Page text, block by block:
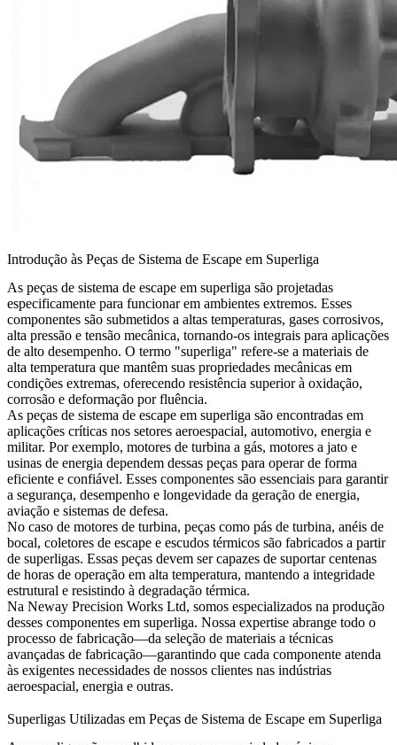
Introdução às Peças de Sistema de Escape em Superliga
As peças de sistema de escape em superliga são projetadas
especificamente para funcionar em ambientes extremos. Esses
componentes são submetidos a altas temperaturas, gases corrosivos,
alta pressão e tensão mecânica, tornando-os integrais para aplicações
de alto desempenho. O termo "superliga" refere-se a materiais de
alta temperatura que mantêm suas propriedades mecânicas em
condições extremas, oferecendo resistência superior à oxidação,
corrosão e deformação por fluência.
As peças de sistema de escape em superliga são encontradas em
aplicações críticas nos setores aeroespacial, automotivo, energia e
militar. Por exemplo, motores de turbina a gás, motores a jato e
usinas de energia dependem dessas peças para operar de forma
eficiente e confiável. Esses componentes são essenciais para garantir
a segurança, desempenho e longevidade da geração de energia,
aviação e sistemas de defesa.
No caso de motores de turbina, peças como pás de turbina, anéis de
bocal, coletores de escape e escudos térmicos são fabricados a partir
de superligas. Essas peças devem ser capazes de suportar centenas
de horas de operação em alta temperatura, mantendo a integridade
estrutural e resistindo à degradação térmica.
Na Neway Precision Works Ltd, somos especializados na produção
desses componentes em superliga. Nossa expertise abrange todo o
processo de fabricação—da seleção de materiais a técnicas
avançadas de fabricação—garantindo que cada componente atenda
às exigentes necessidades de nossos clientes nas indústrias
aeroespacial, energia e outras.
Superligas Utilizadas em Peças de Sistema de Escape em Superliga